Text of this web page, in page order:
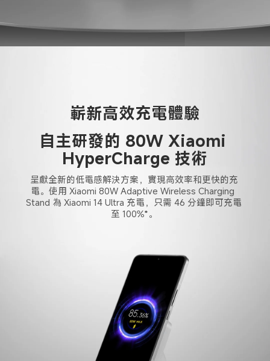
嶄新高效充電體驗
自主研發的 80W Xiaomi
HyperCharge 技術
呈獻全新的低電感解決方案，實現高效率和更快的充
電。使用 Xiaomi 80W Adaptive Wireless Charging
Stand 為 Xiaomi 14 Ultra 充電，只需 46 分鐘即可充電
至 100%*。